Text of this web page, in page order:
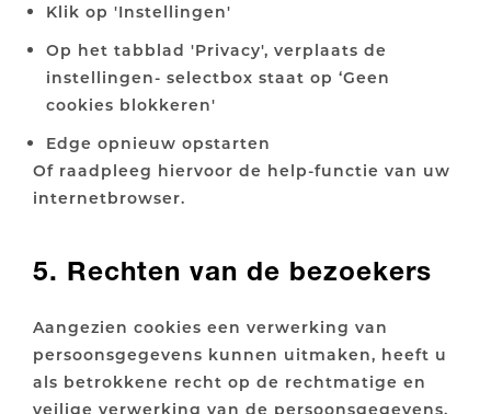
Klik op 'Instellingen'
Op het tabblad 'Privacy', verplaats de
instellingen- selectbox staat op ‘Geen
cookies blokkeren'
Edge opnieuw opstarten
Of raadpleeg hiervoor de help-functie van uw
internetbrowser.
5. Rechten van de bezoekers
Aangezien cookies een verwerking van
persoonsgegevens kunnen uitmaken, heeft u
als betrokkene recht op de rechtmatige en
veilige verwerking van de persoonsgegevens.